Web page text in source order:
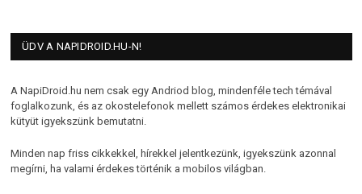
ÜDV A NAPIDROID.HU-N!
A NapiDroid.hu nem csak egy Andriod blog, mindenféle tech témával
foglalkozunk, és az okostelefonok mellett számos érdekes elektronikai
kütyüt igyekszünk bemutatni.
Minden nap friss cikkekkel, hírekkel jelentkezünk, igyekszünk azonnal
megírni, ha valami érdekes történik a mobilos világban.